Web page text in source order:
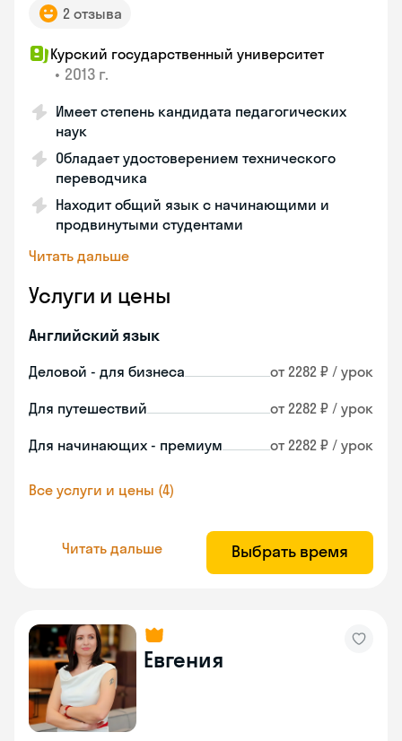
2 отзыва
Курский государственный университет
• 2013 г.
Имеет степень кандидата педагогических
наук
Обладает удостоверением технического
переводчика
Находит общий язык с начинающими и
продвинутыми студентами
Читать дальше
Услуги и цены
Английский язык
Деловой - для бизнеса от 2282 ₽ / урок
Для путешествий от 2282 ₽ / урок
Для начинающих - премиум от 2282 ₽ / урок
Все услуги и цены (4)
Читать дальше Выбрать время
Евгения